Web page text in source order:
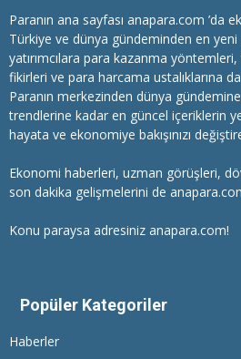
Paranın ana sayfası anapara.com ’da
Türkiye ve dünya gündeminden en
yatırımcılara para kazanma yöntemleri,
fikirleri ve para harcama ustalıklarına
Paranın merkezinden dünya
trendlerine kadar en güncel içeriklerin
hayata ve ekonomiye bakışınızı
Ekonomi haberleri, uzman görüşleri,
son dakika gelişmelerini de
Konu paraysa adresiniz anapara.com!
Popüler Kategoriler
Haberler